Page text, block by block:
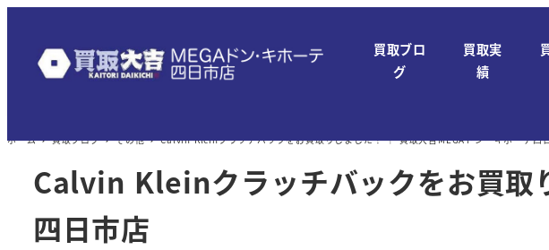
テ
買取ブロ
グ
買取実
績
ホーム 買取ブログ その他 Calvin Kleinクラッチバックをお買取りしました！ ｜ 買取大吉MEGAドン・キホーテ四
Calvin Kleinクラッチバックをお買取
四日市店